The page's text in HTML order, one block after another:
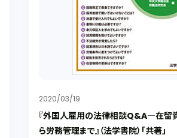
2020/03/19
『外国人雇用の法律相談Q&A―在留
ら労務管理まで』（法学書院）「共著」